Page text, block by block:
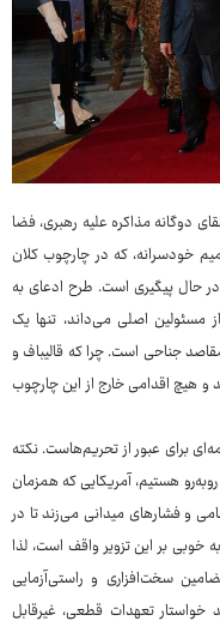
دوگانه مذاکره علیه رهبری، فضا
خودسرانه، که در چارچوب کلان
در حال پیگیری است. طرح ادعای به
مسئولین اصلی می‌داند، تنها یک
جناحی است. چرا که قالیباف و
هیچ اقدامی خارج از این چارچوب
برای عبور از تحریم‌هاست. نکته
هستیم، آمریکایی که همزمان
و فشارهای میدانی می‌زند تا در
خوبی بر این تزویر واقف است، لذا
سخت‌افزاری و راستی‌آزمایی
خواستار تعهدات قطعی، غیرقابل‌